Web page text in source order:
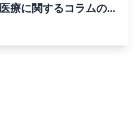
療に関するコラムの公